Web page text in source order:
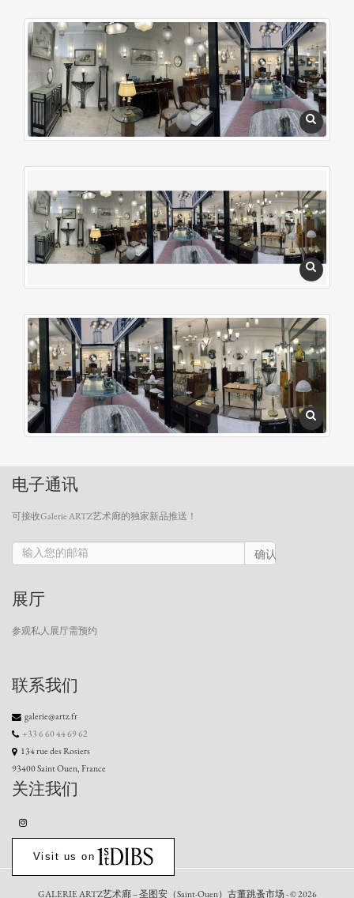
电子通讯
可接收Galerie ARTZ艺术廊的独家新品推送！
确认
展厅
参观私人展厅需预约
联系我们
galerie@artz.fr
+33 6 60 44 69 62
134 rue des Rosiers
93400 Saint Ouen, France
关注我们
Visit us on
GALERIE ARTZ艺术廊 – 圣图安（Saint-Ouen）古董跳蚤市场 - © 2026